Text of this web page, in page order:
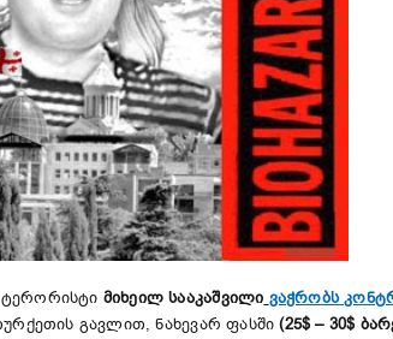
მიხეილ სააკაშვილი ვაჭრობს
გავლით, ნახევარ ფასში(25$ – 30$